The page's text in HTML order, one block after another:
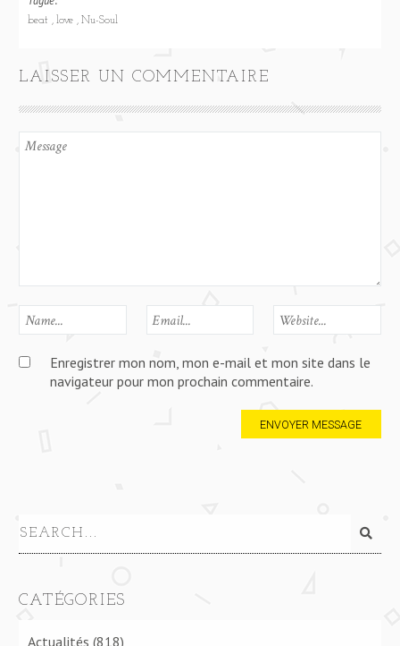
beat love Nu-Soul
LAISSER UN COMMENTAIRE
Enregistrer mon nom, mon e-mail et mon site dans le
navigateur pour mon prochain commentaire.
CATÉGORIES
Actualités (818)